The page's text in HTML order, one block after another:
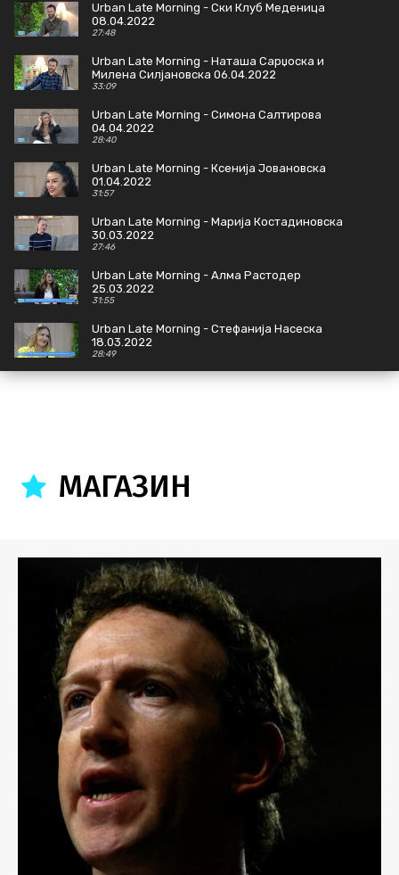
Urban Late Morning - Ски Клуб Меденица
08.04.2022
27:48
Urban Late Morning - Наташа Сарџоска и
Милена Силјановска 06.04.2022
33:09
Urban Late Morning - Симона Салтирова
04.04.2022
28:40
Urban Late Morning - Ксенија Јовановска
01.04.2022
31:57
Urban Late Morning - Марија Костадиновска
30.03.2022
27:46
Urban Late Morning - Алма Растодер
25.03.2022
31:55
Urban Late Morning - Стефанија Насеска
18.03.2022
28:49
МАГАЗИН